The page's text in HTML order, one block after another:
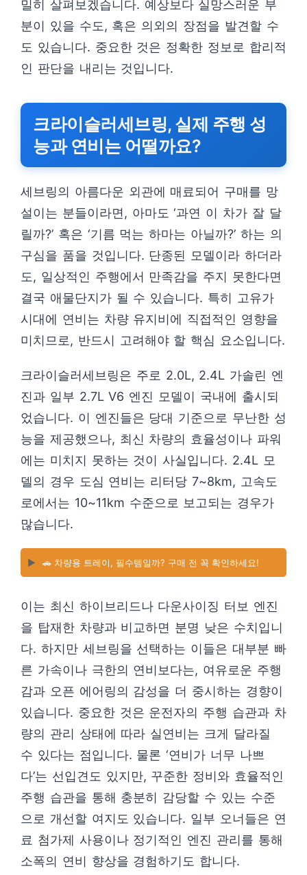
밀히 살펴보겠습니다. 예상보다 실망스러운 부
분이 있을 수도, 혹은 의외의 장점을 발견할 수
도 있습니다. 중요한 것은 정확한 정보로 합리적
인 판단을 내리는 것입니다.
크라이슬러세브링, 실제 주행 성
능과 연비는 어떨까요?
세브링의 아름다운 외관에 매료되어 구매를 망
설이는 분들이라면, 아마도 ‘과연 이 차가 잘 달
릴까?’ 혹은 ‘기름 먹는 하마는 아닐까?’ 하는 의
구심을 품을 것입니다. 단종된 모델이라 하더라
도, 일상적인 주행에서 만족감을 주지 못한다면
결국 애물단지가 될 수 있습니다. 특히 고유가
시대에 연비는 차량 유지비에 직접적인 영향을
미치므로, 반드시 고려해야 할 핵심 요소입니다.
크라이슬러세브링은 주로 2.0L, 2.4L 가솔린 엔
진과 일부 2.7L V6 엔진 모델이 국내에 출시되
었습니다. 이 엔진들은 당대 기준으로 무난한 성
능을 제공했으나, 최신 차량의 효율성이나 파워
에는 미치지 못하는 것이 사실입니다. 2.4L 모
델의 경우 도심 연비는 리터당 7~8km, 고속도
로에서는 10~11km 수준으로 보고되는 경우가
많습니다.
▶️ 🚗 차량용 트레이, 필수템일까? 구매 전 꼭 확인하세요!
이는 최신 하이브리드나 다운사이징 터보 엔진
을 탑재한 차량과 비교하면 분명 낮은 수치입니
다. 하지만 세브링을 선택하는 이들은 대부분 빠
른 가속이나 극한의 연비보다는, 여유로운 주행
감과 오픈 에어링의 감성을 더 중시하는 경향이
있습니다. 중요한 것은 운전자의 주행 습관과 차
량의 관리 상태에 따라 실연비는 크게 달라질
수 있다는 점입니다. 물론 ‘연비가 너무 나쁘
다’는 선입견도 있지만, 꾸준한 정비와 효율적인
주행 습관을 통해 충분히 감당할 수 있는 수준
으로 개선할 여지도 있습니다. 일부 오너들은 연
료 첨가제 사용이나 정기적인 엔진 관리를 통해
소폭의 연비 향상을 경험하기도 합니다.